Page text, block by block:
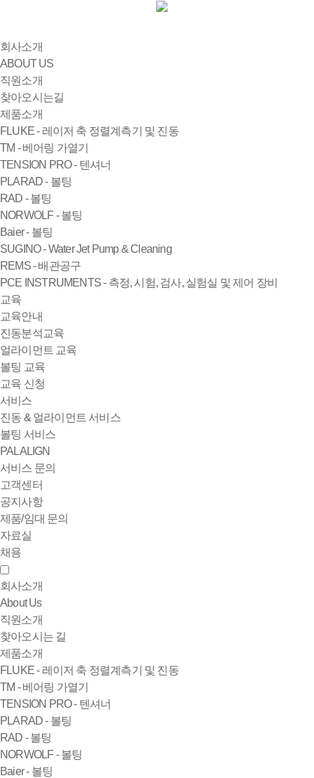
회사소개
ABOUT US
직원소개
찾아오시는길
제품소개
FLUKE - 레이저 축 정렬계측기 및 진동
TM - 베어링 가열기
TENSION PRO - 텐셔너
PLARAD - 볼팅
RAD - 볼팅
NORWOLF - 볼팅
Baier - 볼팅
SUGINO - Water Jet Pump & Cleaning
REMS - 배관공구
PCE INSTRUMENTS - 측정, 시험, 검사, 실험실 및 제어 장비
교육
교육안내
진동분석교육
얼라이먼트 교육
볼팅 교육
교육 신청
서비스
진동 & 얼라이먼트 서비스
볼팅 서비스
PALALIGN
서비스 문의
고객센터
공지사항
제품/임대 문의
자료실
채용
회사소개
About Us
직원소개
찾아오시는 길
제품소개
FLUKE - 레이저 축 정렬계측기 및 진동
TM - 베어링 가열기
TENSION PRO - 텐셔너
PLARAD - 볼팅
RAD - 볼팅
NORWOLF - 볼팅
Baier - 볼팅